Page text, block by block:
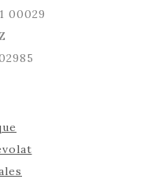
00029